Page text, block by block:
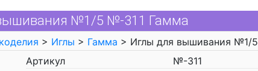
№1/5 №-311 Гамма
> Иглы > Гамма > Иглы для вышивания №1/5
Артикул
№-311